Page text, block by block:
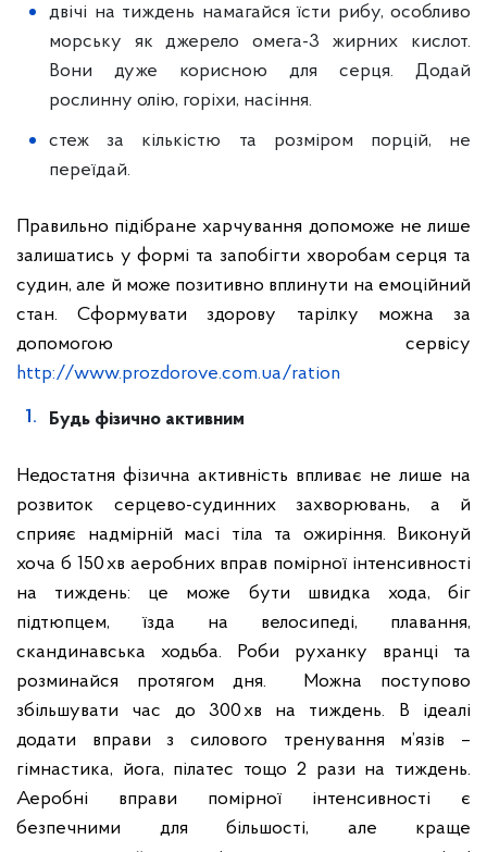
двічі на тиждень намагайся їсти рибу, особливо
морську як джерело омега-3 жирних кислот.
Вони дуже корисною для серця. Додай
рослинну олію, горіхи, насіння.
стеж за кількістю та розміром порцій, не
переїдай.
Правильно підібране харчування допоможе не лише
залишатись у формі та запобігти хворобам серця та
судин, але й може позитивно вплинути на емоційний
стан. Сформувати здорову тарілку можна за
допомогою сервісу
http://www.prozdorove.com.ua/ration
Будь фізично активним
Недостатня фізична активність впливає не лише на
розвиток серцево-судинних захворювань, а й
сприяє надмірній масі тіла та ожиріння. Виконуй
хоча б 150 хв аеробних вправ помірної інтенсивності
на тиждень: це може бути швидка хода, біг
підтюпцем, їзда на велосипеді, плавання,
скандинавська ходьба. Роби руханку вранці та
розминайся протягом дня. Можна поступово
збільшувати час до 300 хв на тиждень. В ідеалі
додати вправи з силового тренування м’язів –
гімнастика, йога, пілатес тощо 2 рази на тиждень.
Аеробні вправи помірної інтенсивності є
безпечними для більшості, але краще